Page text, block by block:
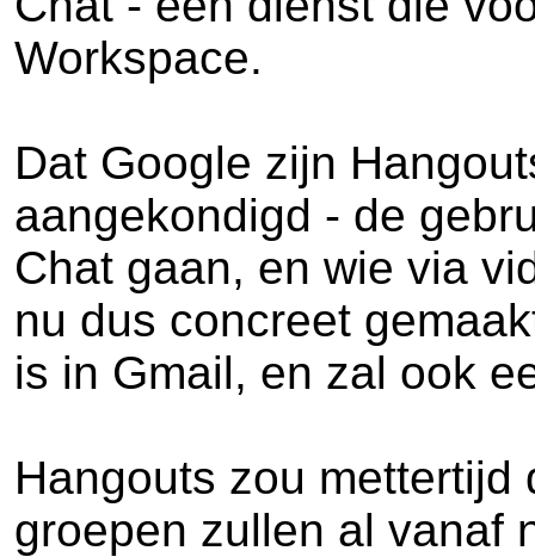
Workspace.
Dat Google zijn
aangekondigd - de
Chat gaan, en wie via
nu dus concreet
is in Gmail, en zal ook
Hangouts zou
groepen zullen al vanaf